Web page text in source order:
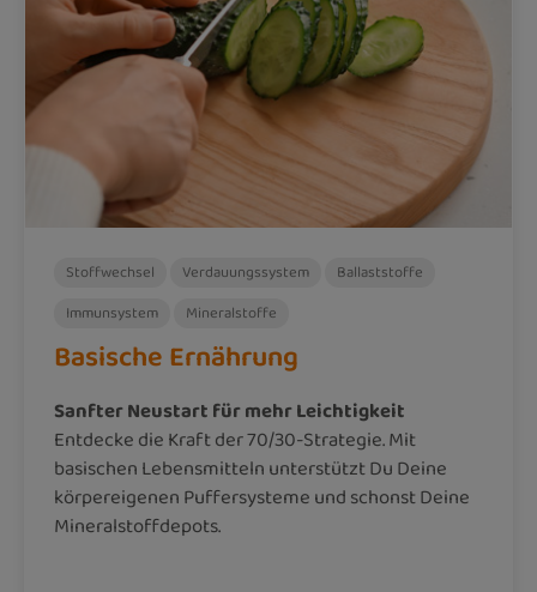
Stoffwechsel Verdauungssystem
Ballaststoffe
Immunsystem
Mineralstoffe
Basische Ernährung
Sanfter Neustart für mehr Leichtigkeit
Entdecke die Kraft der 70/30-Strategie. Mit
basischen Lebensmitteln unterstützt Du Deine
körpereigenen Puffersysteme und schonst Deine
Mineralstoffdepots.